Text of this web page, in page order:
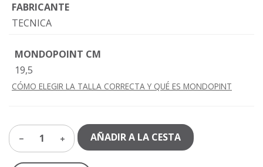
FABRICANTE
TECNICA
MONDOPOINT CM
19,5
CÓMO ELEGIR LA TALLA CORRECTA Y QUÉ ES MONDOPINT
1 AÑADIR A LA CESTA